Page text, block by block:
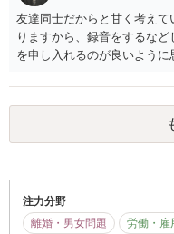
友達同士だからと甘く考え
りますから、録音をするな
を申し入れるのが良いよう
て、それまでは腹を決めて
注力分野
離婚・男女問題
労働・雇